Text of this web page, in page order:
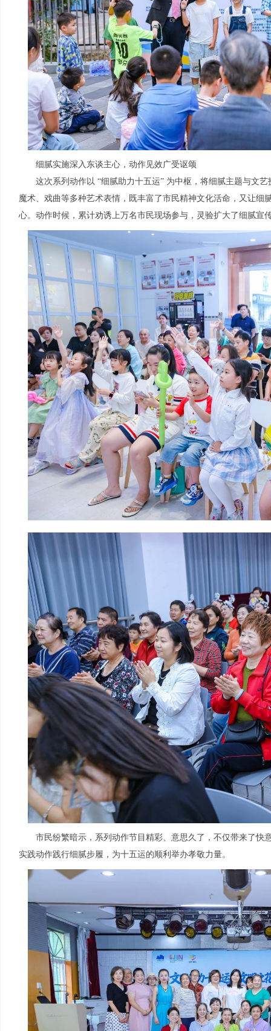
细腻实施深入东谈主心，动作见效广受讴颂
这次系列动作以 “细腻助力十五运” 为中枢，将细腻主题与文艺
魔术、戏曲等多种艺术表情，既丰富了市民精神文化活命，又让细
心。动作时候，累计劝诱上万名市民现场参与，灵验扩大了细腻宣
市民纷繁暗示，系列动作节目精彩、意思久了，不仅带来了快
实践动作践行细腻步履，为十五运的顺利举办孝敬力量。